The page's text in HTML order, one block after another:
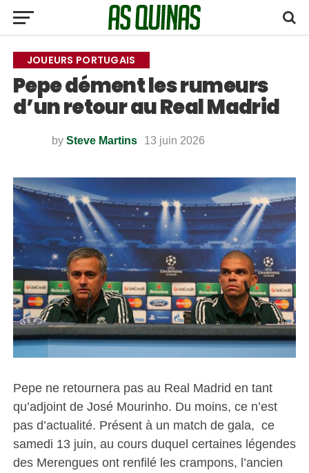
JOUEURS PORTUGAIS
Pepe dément les rumeurs
d’un retour au Real Madrid
by Steve Martins 13 juin 2026
Pepe ne retournera pas au Real Madrid en tant
qu’adjoint de José Mourinho. Du moins, ce n’est
pas d’actualité. Présent à un match de gala, ce
samedi 13 juin, au cours duquel certaines légendes
des Merengues ont renfilé les crampons, l’ancien